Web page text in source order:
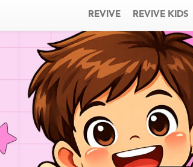
REVIVE REVIVE KIDS